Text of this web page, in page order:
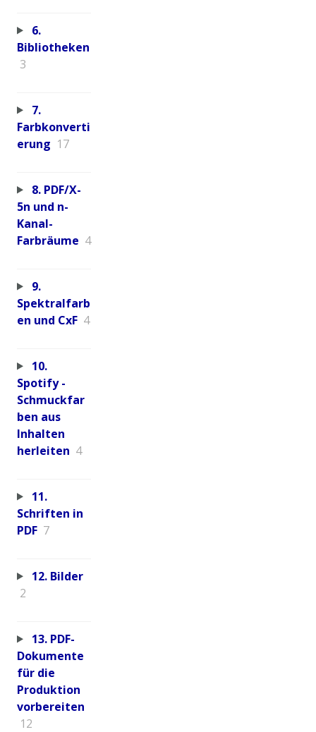
6.
Bibliotheken
3
7.
Farbkonverti
erung 17
8. PDF/X-
5n und n-
Kanal-
Farbräume 4
9.
Spektralfarb
en und CxF 4
10.
Spotify -
Schmuckfar
ben aus
Inhalten
herleiten 4
11.
Schriften in
PDF 7
12. Bilder
2
13. PDF-
Dokumente
für die
Produktion
vorbereiten
12